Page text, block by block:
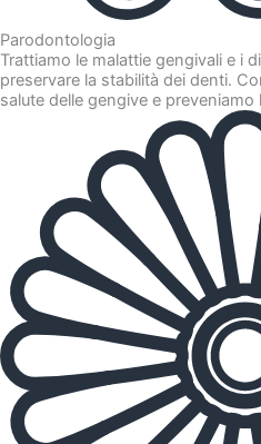
Parodontologia
Trattiamo le malattie gengivali e i
preservare la stabilità dei denti.
salute delle gengive e preveniamo